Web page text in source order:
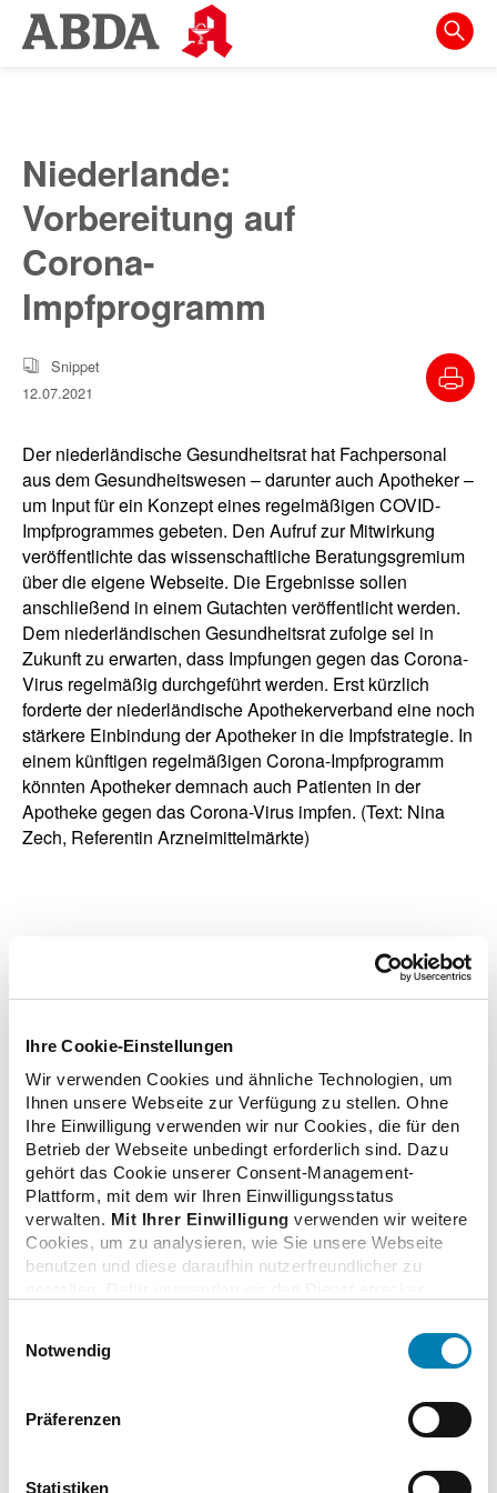
Ihre Cookie-Einstellungen
Wir verwenden Cookies und ähnliche Technologien, um
Ihnen unsere Webseite zur Verfügung zu stellen. Ohne
Ihre Einwilligung verwenden wir nur Cookies, die für den
Betrieb der Webseite unbedingt erforderlich sind. Dazu
gehört das Cookie unserer Consent-Management-
Plattform, mit dem wir Ihren Einwilligungsstatus
verwalten. Mit Ihrer Einwilligung verwenden wir weitere
Cookies, um zu analysieren, wie Sie unsere Webseite
benutzen und diese daraufhin nutzerfreundlicher zu
Adresse und Ihr Surfverhalten verarbeitet. Mit einem
Klick auf „Cookies zulassen“ stimmen Sie der
erforderlichen Cookies zu. Über die Schaltfläche „Nur
notwendige Cookies verwenden“ können Sie die nicht
unteren Regler Ihre persönlichen Bedürfnisse individuell
Notwendig
Präferenzen
Statistiken
Springe
direkt
zur
Meta-
Navigation
Inhalt
zur
Suche
Niederlande:
Vorbereitung auf
Corona-
Impfprogramm
Snippet
12.07.2021
Der niederländische Gesundheitsrat hat Fachpersonal
aus dem Gesundheitswesen – darunter auch Apotheker –
um Input für ein Konzept eines regelmäßigen COVID-
Impfprogrammes gebeten. Den Aufruf zur Mitwirkung
veröffentlichte das wissenschaftliche Beratungsgremium
über die eigene Webseite. Die Ergebnisse sollen
anschließend in einem Gutachten veröffentlicht werden.
Dem niederländischen Gesundheitsrat zufolge sei in
Zukunft zu erwarten, dass Impfungen gegen das Corona-
Virus regelmäßig durchgeführt werden. Erst kürzlich
forderte der niederländische Apothekerverband eine noch
stärkere Einbindung der Apotheker in die Impfstrategie. In
einem künftigen regelmäßigen Corona-Impfprogramm
könnten Apotheker demnach auch Patienten in der
Apotheke gegen das Corona-Virus impfen. (Text: Nina
Zech, Referentin Arzneimittelmärkte)
Zusatzinformationen
Verwandte Nachrichten
Impfen in der Apotheke
21.10.2020
Apotheker alarmiert: Jeder zweite Risikopatient will
01.10.2020